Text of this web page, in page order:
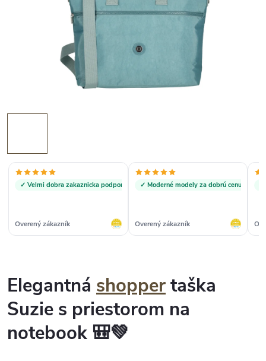
✓ Velmi dobra zakaznicka podpora
Overený zákazník
✓ Moderné modely za dobrú cenu.
Overený zákazník
Elegantná shoppertaška
Suzie s priestorom na
notebook 🎒💚